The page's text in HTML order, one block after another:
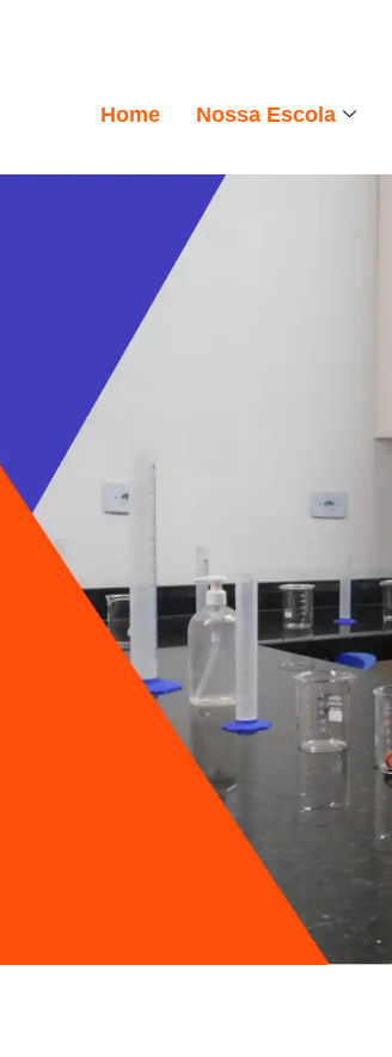
Home Nossa Escola